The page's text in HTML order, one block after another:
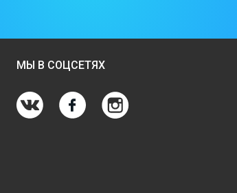
МЫ В СОЦСЕТЯХ